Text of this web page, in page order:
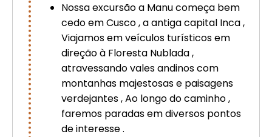
Nossa excursão a Manu começa bem
cedo em Cusco , a antiga capital Inca ,
Viajamos em veículos turísticos em
direção à Floresta Nublada ,
atravessando vales andinos com
montanhas majestosas e paisagens
verdejantes , Ao longo do caminho ,
faremos paradas em diversos pontos
de interesse .